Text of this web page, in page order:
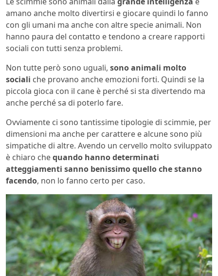
amano anche molto divertirsi e giocare quindi lo fanno
con gli umani ma anche con altre specie animali. Non
hanno paura del contatto e tendono a creare rapporti
sociali con tutti senza problemi.
Non tutte però sono uguali, sono animali molto
sociali che provano anche emozioni forti. Quindi se la
piccola gioca con il cane è perché si sta divertendo ma
anche perché sa di poterlo fare.
Ovviamente ci sono tantissime tipologie di scimmie, per
dimensioni ma anche per carattere e alcune sono più
simpatiche di altre. Avendo un cervello molto sviluppato
è chiaro chequando hanno determinati
atteggiamenti sanno benissimo quello che stanno
facendo, non lo fanno certo per caso.